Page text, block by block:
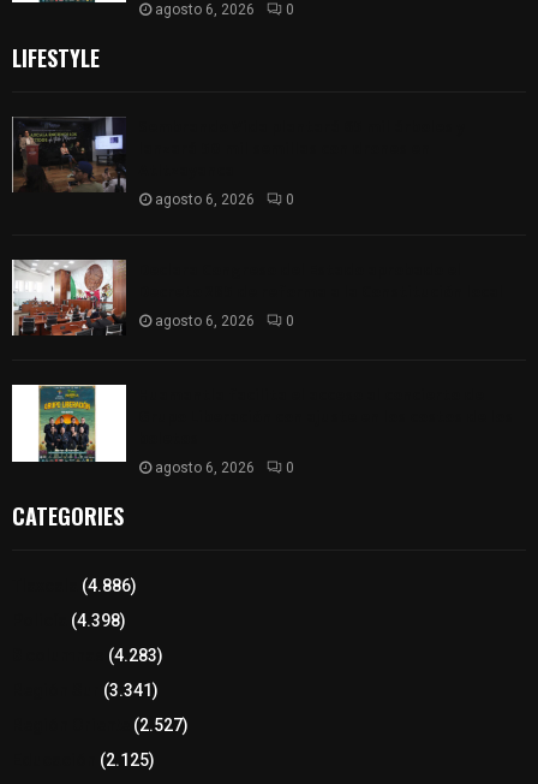
agosto 6, 2026 0
LIFESTYLE
agosto 6, 2026 0
agosto 6, 2026 0
agosto 6, 2026 0
CATEGORIES
(4.886)
(4.398)
(4.283)
(3.341)
(2.527)
(2.125)